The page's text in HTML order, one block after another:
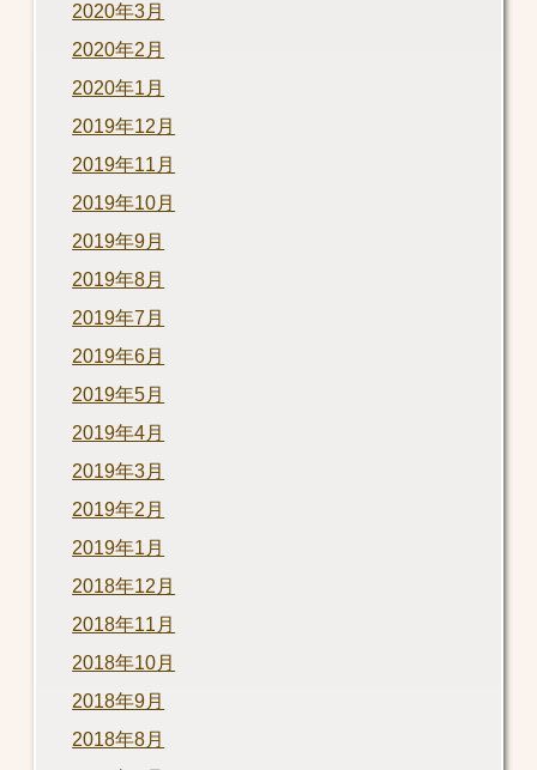
2020年3月
2020年2月
2020年1月
2019年12月
2019年11月
2019年10月
2019年9月
2019年8月
2019年7月
2019年6月
2019年5月
2019年4月
2019年3月
2019年2月
2019年1月
2018年12月
2018年11月
2018年10月
2018年9月
2018年8月